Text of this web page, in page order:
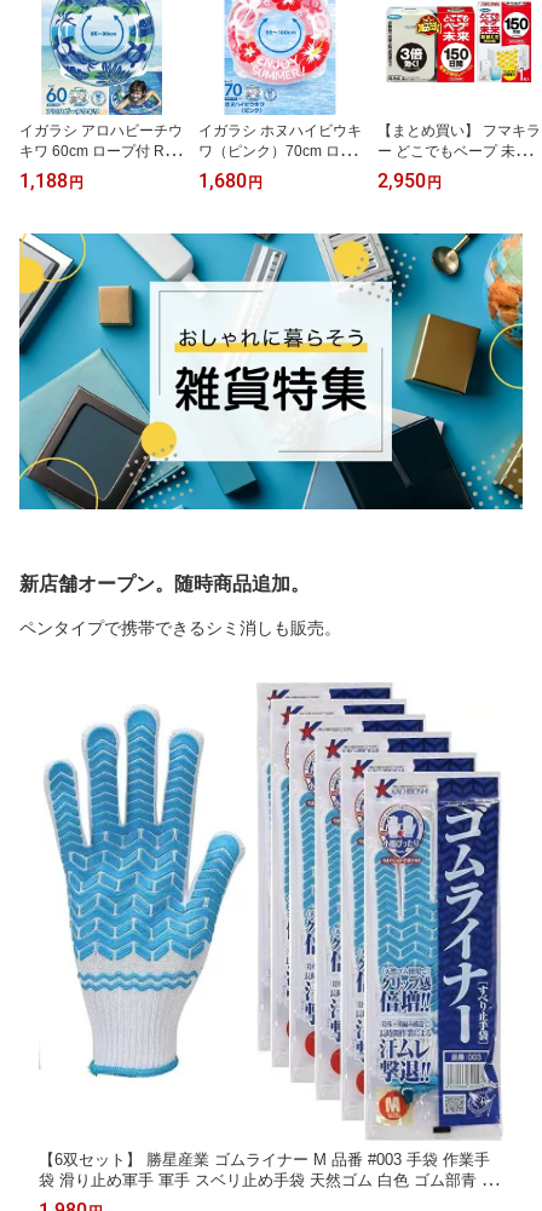
イガラシ アロハビーチウ
キワ 60cm ロープ付 RG
D-60Q ウキワ 浮き輪 浮
輪 うきわ 水遊び プール
がらし定番 安心 小学生
幼稚園 お子様 空気 便利
ロープ 大人用 子供用 サ
イズ 海水浴 水上 レジャ
ー かわいい
1,188 円
イガラシ ホヌハイビウキ
ワ（ピンク）70cm ロー
プ付 RLD-70G ウキワ 浮
き輪 浮輪 うきわ 水遊び
子供 いがらし定番 安心
小学生 幼稚園 お子様 空
気 便利 大人用 子供用 サ
イズ 海水浴 水上 レジャ
1,680 円
【まとめ買い】 フマキラ
ー どこでもベープ 未来
虫よけ セット 150日 パ
ールホワイト 本体セット
2,950 円
新店舗オープン。随時商品追加。
ペンタイプで携帯できるシミ消しも販売。
【6双セット】 勝星産業 ゴムライナー M 品番 #003 手袋 作業手
袋 滑り止め軍手 軍手 スベリ止め手袋 天然ゴム 白色 ゴム部青 カ
チボシ グリップ付き すべりどめ 作業用手袋 バイク ドライブ 農